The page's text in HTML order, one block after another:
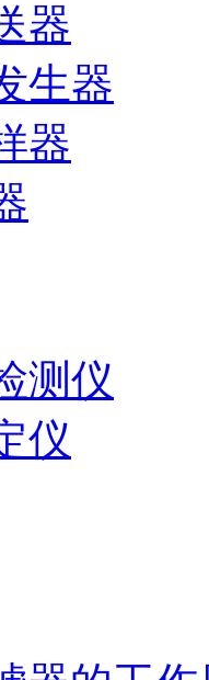
器
生器
器
测仪
仪